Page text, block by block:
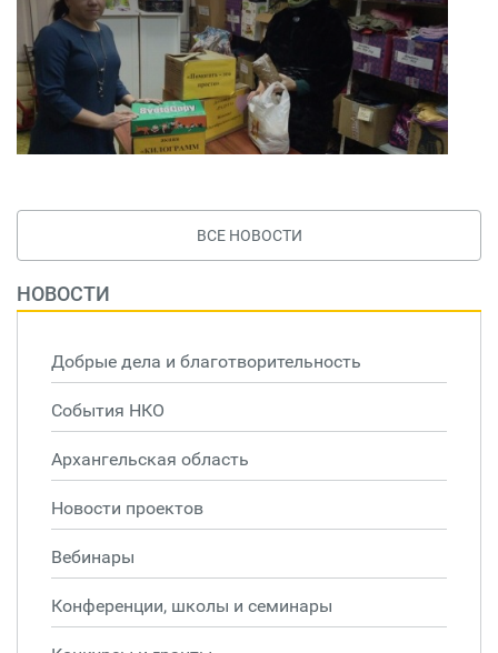
ВСЕ НОВОСТИ
НОВОСТИ
Добрые дела и благотворительность
События НКО
Архангельская область
Новости проектов
Вебинары
Конференции, школы и семинары